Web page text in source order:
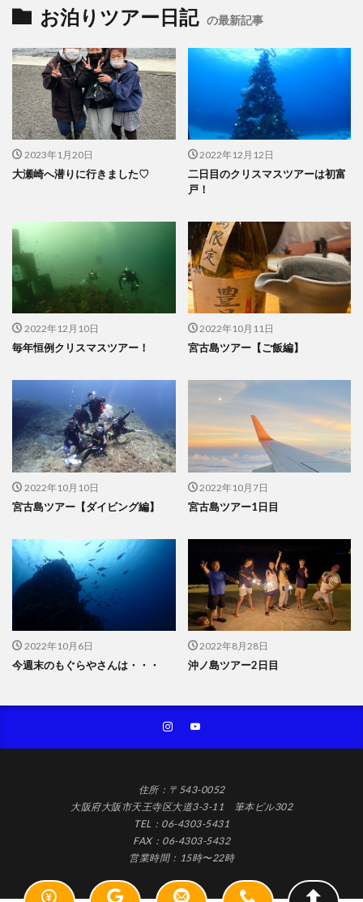
お泊りツアー日記 の最新記事
2023年1月20日
大瀬崎へ潜りに行きました♡
2022年12月12日
二日目のクリスマスツアーは初富
戸！
2022年12月10日
毎年恒例クリスマスツアー！
2022年10月11日
宮古島ツアー【ご飯編】
2022年10月10日
宮古島ツアー【ダイビング編】
2022年10月7日
宮古島ツアー1日目
2022年10月6日
今週末のもぐらやさんは・・・
2022年8月28日
沖ノ島ツアー2日目
住所：〒543-0052
大阪府大阪市天王寺区大道3-3-11 筆本ビル302
TEL：06-4303-5431
FAX：06-4303-5432
営業時間：15時〜22時